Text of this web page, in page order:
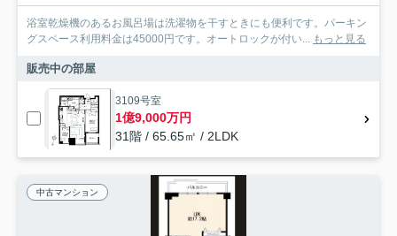
浴室乾燥機のあるお風呂場は洗濯物を干すときにも便利です。パーキン
グスペース利用料金は45000円です。オートロックが付い...
もっと見る
販売中の部屋
3109号室
1億9,000万円
31階 / 65.65㎡ / 2LDK
中古マンション